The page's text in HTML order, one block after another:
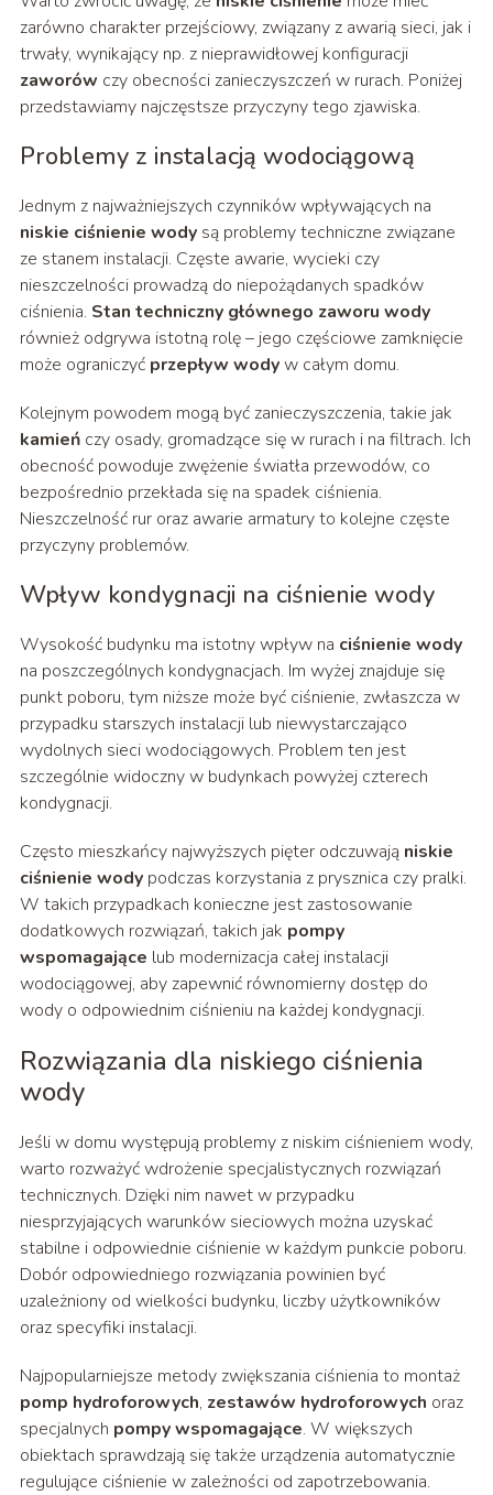
zarówno charakter przejściowy, związany z awarią sieci, jak i
trwały, wynikający np. z nieprawidłowej konfiguracji
zaworów czy obecności zanieczyszczeń w rurach. Poniżej
przedstawiamy najczęstsze przyczyny tego zjawiska.
Problemy z instalacją wodociągową
Jednym z najważniejszych czynników wpływających na
niskie ciśnienie wodysą problemy techniczne związane
ze stanem instalacji. Częste awarie, wycieki czy
nieszczelności prowadzą do niepożądanych spadków
ciśnienia. Stan techniczny głównego zaworu wody
również odgrywa istotną rolę – jego częściowe zamknięcie
może ograniczyć przepływ wodyw całym domu.
Kolejnym powodem mogą być zanieczyszczenia, takie jak
kamieńczy osady, gromadzące się w rurach i na filtrach. Ich
obecność powoduje zwężenie światła przewodów, co
bezpośrednio przekłada się na spadek ciśnienia.
Nieszczelność rur oraz awarie armatury to kolejne częste
przyczyny problemów.
Wpływ kondygnacji na ciśnienie wody
Wysokość budynku ma istotny wpływ na ciśnienie wody
na poszczególnych kondygnacjach. Im wyżej znajduje się
punkt poboru, tym niższe może być ciśnienie, zwłaszcza w
przypadku starszych instalacji lub niewystarczająco
wydolnych sieci wodociągowych. Problem ten jest
szczególnie widoczny w budynkach powyżej czterech
kondygnacji.
Często mieszkańcy najwyższych pięter odczuwają niskie
ciśnienie wodypodczas korzystania z prysznica czy pralki.
W takich przypadkach konieczne jest zastosowanie
dodatkowych rozwiązań, takich jak pompy
wspomagające lub modernizacja całej instalacji
wodociągowej, aby zapewnić równomierny dostęp do
wody o odpowiednim ciśnieniu na każdej kondygnacji.
Rozwiązania dla niskiego ciśnienia
wody
Jeśli w domu występują problemy z niskim ciśnieniem wody,
warto rozważyć wdrożenie specjalistycznych rozwiązań
technicznych. Dzięki nim nawet w przypadku
niesprzyjających warunków sieciowych można uzyskać
stabilne i odpowiednie ciśnienie w każdym punkcie poboru.
Dobór odpowiedniego rozwiązania powinien być
uzależniony od wielkości budynku, liczby użytkowników
oraz specyfiki instalacji.
Najpopularniejsze metody zwiększania ciśnienia to montaż
pomp hydroforowych, zestawów hydroforowych oraz
specjalnych pompy wspomagające. W większych
obiektach sprawdzają się także urządzenia automatycznie
regulujące ciśnienie w zależności od zapotrzebowania.